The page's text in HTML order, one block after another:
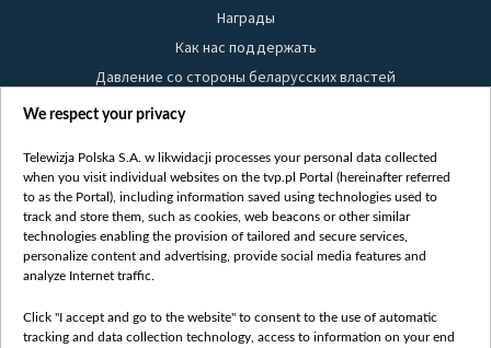
Награды
Как нас поддержать
Давление со стороны беларусских властей
Правила использования материалов
Безопасность
Youtube
Белсат news
Белсат Life
Belsat English
We respect your privacy
Telewizja Polska S.A. w likwidacji processes your personal data collected
when you visit individual websites on the tvp.pl Portal (hereinafter referred
to as the Portal), including information saved using technologies used to
track and store them, such as cookies, web beacons or other similar
technologies enabling the provision of tailored and secure services,
personalize content and advertising, provide social media features and
analyze Internet traffic.
Click "I accept and go to the website" to consent to the use of automatic
tracking and data collection technology, access to information on your end